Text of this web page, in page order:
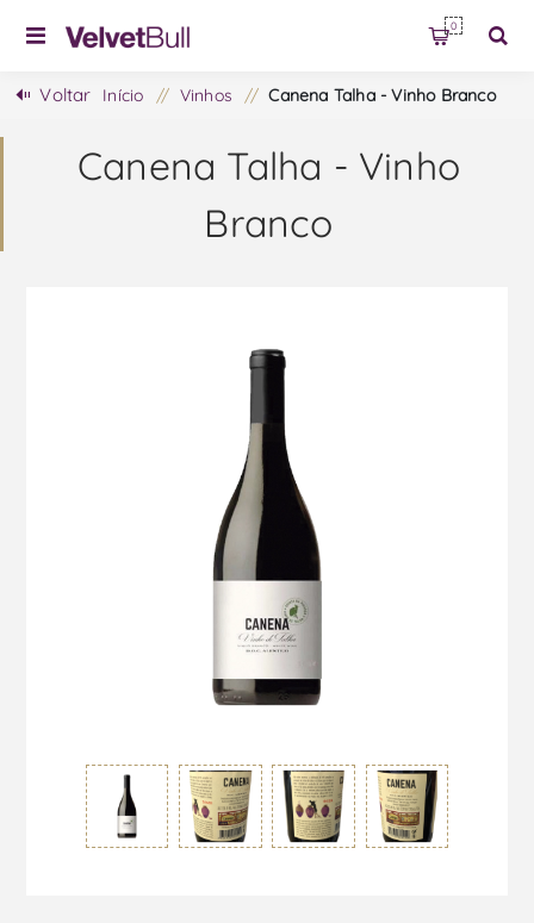
0
Voltar Início / Vinhos / Canena Talha - Vinho Branco
Canena Talha - Vinho
Branco